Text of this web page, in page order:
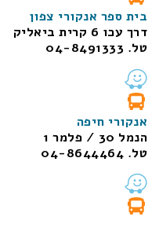
בית ספר אנקורי צפון
דרך עכו 6 קרית ביאליק
טל. 04-8491333
אנקורי חיפה
הנמל 30 / פלמר 1
טל. 04-8644464